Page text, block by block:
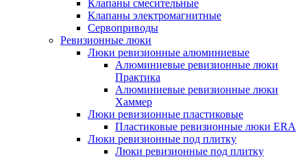
Клапаны смесительные
Клапаны электромагнитные
Сервоприводы
Ревизионные люки
Люки ревизионные алюминиевые
Алюминиевые ревизионные люки
Практика
Алюминиевые ревизионные люки
Хаммер
Люки ревизионные пластиковые
Пластиковые ревизионные люки ERA
Люки ревизионные под плитку
Люки ревизионные под плитку